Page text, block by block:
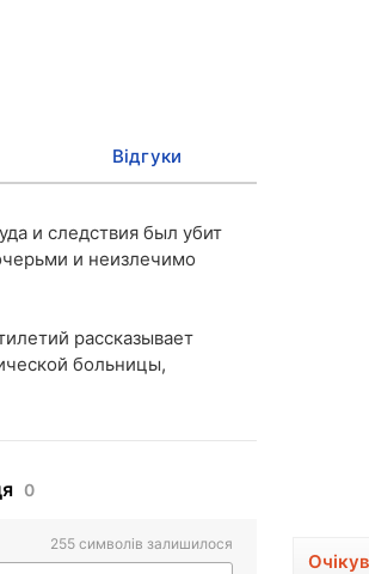
Відгуки
и следствия был убит
и неизлечимо
рассказывает
больницы,
0
255 символів залишилося